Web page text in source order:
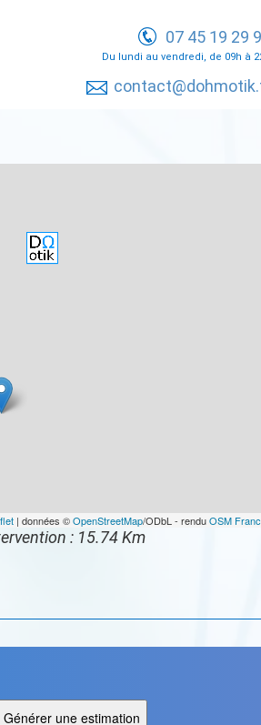
07 45 19 29
Du lundi au vendredi, de 09h à
| données ©OpenStreetMap/ODbL - renduOSM
: 15.74 Km